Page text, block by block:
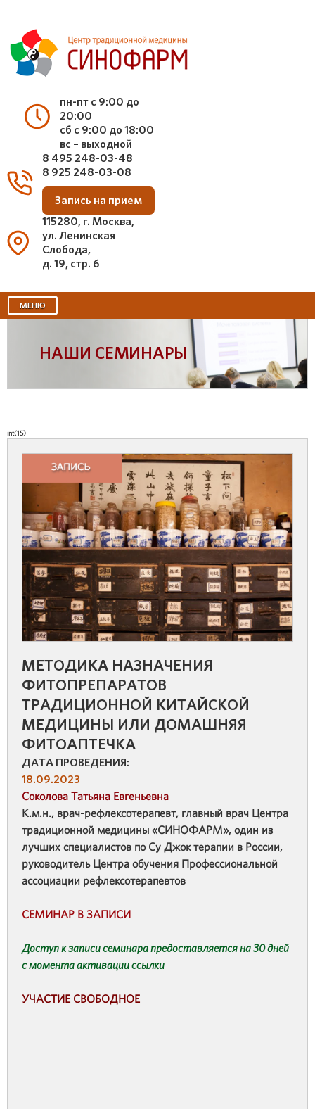
пн-пт с 9:00 до
20:00
сб с 9:00 до 18:00
вс – выходной
8 495 248-03-48
8 925 248-03-08
Запись на прием
115280, г. Москва,
ул. Ленинская
Слобода,
д. 19, стр. 6
МЕНЮ
НАШИ СЕМИНАРЫ
int(15)
МЕТОДИКА НАЗНАЧЕНИЯ
ФИТОПРЕПАРАТОВ
ТРАДИЦИОННОЙ КИТАЙСКОЙ
МЕДИЦИНЫ ИЛИ ДОМАШНЯЯ
ФИТОАПТЕЧКА
ДАТА ПРОВЕДЕНИЯ:
18.09.2023
Соколова Татьяна Евгеньевна
К.м.н., врач-рефлексотерапевт, главный врач Центра
традиционной медицины «СИНОФАРМ», один из
лучших специалистов по Су Джок терапии в России,
руководитель Центра обучения Профессиональной
ассоциации рефлексотерапевтов
СЕМИНАР В ЗАПИСИ
Доступ к записи семинара предоставляется на 30 дней
с момента активации ссылки
УЧАСТИЕ СВОБОДНОЕ